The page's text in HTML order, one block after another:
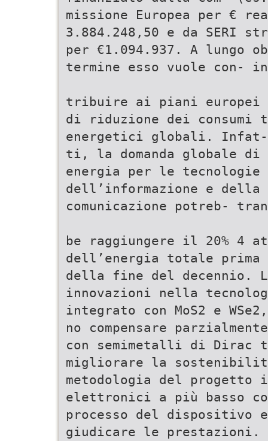
missione Europea per €
3.884.248,50 e da SERI
per €1.094.937. A lungo
termine esso vuole con-
tribuire ai piani europei
di riduzione dei
energetici globali. Infat-
ti, la domanda globale di
energia per le tecnologie
dell’informazione e
comunicazione potreb-
be raggiungere il 20% 4
dell’energia totale
della fine del decennio.
innovazioni nella
integrato con MoS2 e
no compensare
con semimetalli di Dirac
migliorare la sostenibilità
metodologia del
elettronici a più basso
processo del dispositivo
giudicare le prestazioni.